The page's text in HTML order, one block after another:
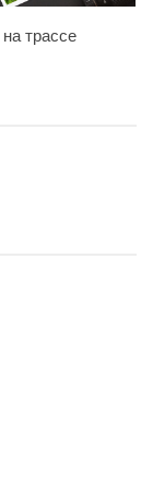
трассе